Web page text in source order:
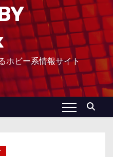
ホビー系情報サイト